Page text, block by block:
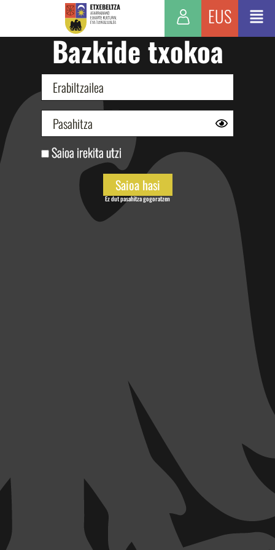
EUS
Bazkide txokoa
Saioa irekita utzi
Ez dut pasahitza gogoratzen